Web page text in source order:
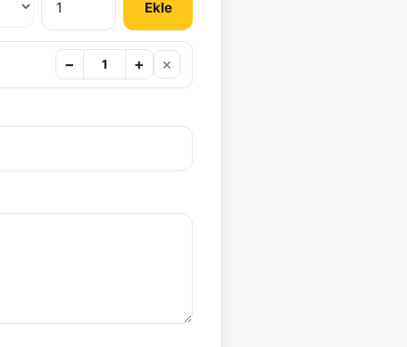
Ekle
− + ×